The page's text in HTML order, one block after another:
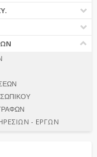
-19
ΣΥΜΜΕΤΟΧΗΣ
- Ε.Α.ΔΗ.ΣΥ.
2016
ΣΥΜΜΕΤΟΧΗΣ
ΣΥΜΜΕΤΟΧΗΣ
- ΕΡΓΩΝ